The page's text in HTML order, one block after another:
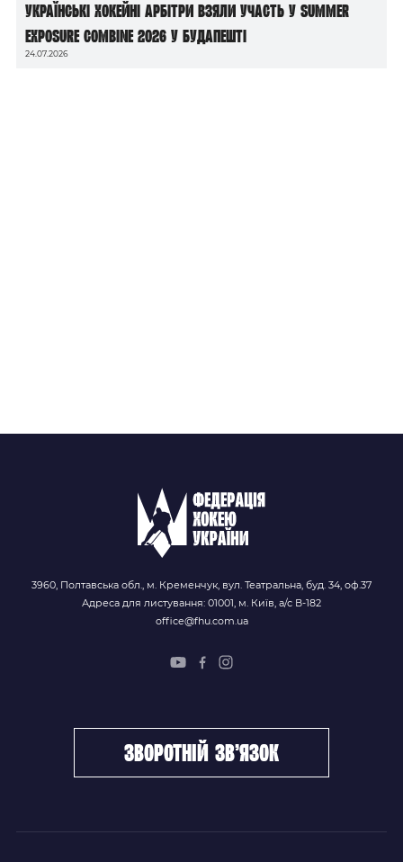
Українські хокейні арбітри взяли участь у Summer
Exposure Combine 2026 у Будапешті
24.07.2026
3960, Полтавська обл., м. Кременчук, вул. Театральна, буд. 34, оф.37
Адреса для листування: 01001, м. Київ, а/с В-182
office@fhu.com.ua
зворотній зв’язок